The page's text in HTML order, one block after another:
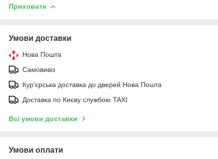
Приховати
Умови доставки
Нова Пошта
Самовивіз
Курʼєрська доставка до дверей Нова Пошта
Доставка по Києву службою TAXI
Всі умови доставки
Умови оплати